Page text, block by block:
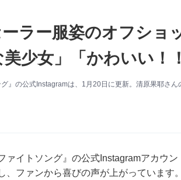
ラー服姿のオフショ
少女」「かわいい！
』の公式Instagramは、1月20日に更新。清原果耶さ
ァイトソング』の公式Instagramアカウ
、ファンから喜びの声が上がっています。